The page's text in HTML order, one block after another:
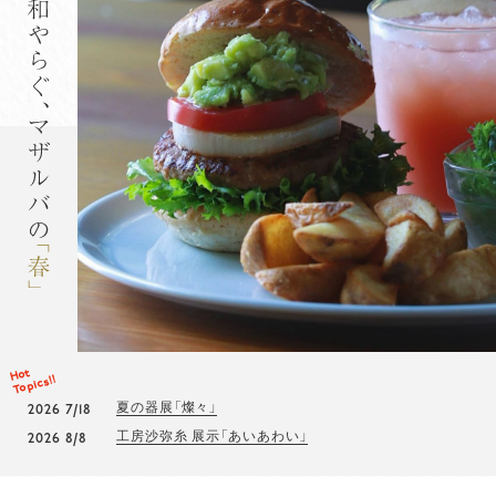
Hot
Topics!!
2026 7/18 夏の器展「燦々」
2026 8/8 工房沙弥糸 展示「あいあわい」